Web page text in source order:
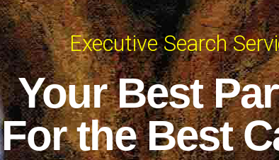
Executive Search
Your Best
For the Best